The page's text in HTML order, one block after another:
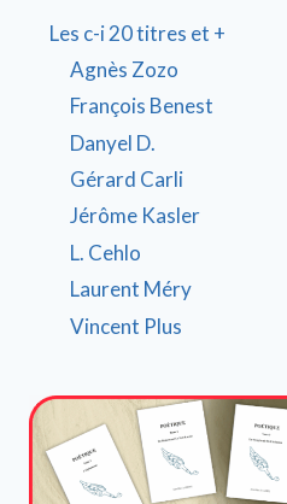
Les c-i 20 titres et +
Agnès Zozo
François Benest
Danyel D.
Gérard Carli
Jérôme Kasler
L. Cehlo
Laurent Méry
Vincent Plus